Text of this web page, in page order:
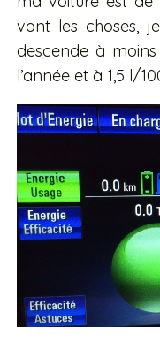
vont les choses,
descende à
l’année et à 1,5 l/